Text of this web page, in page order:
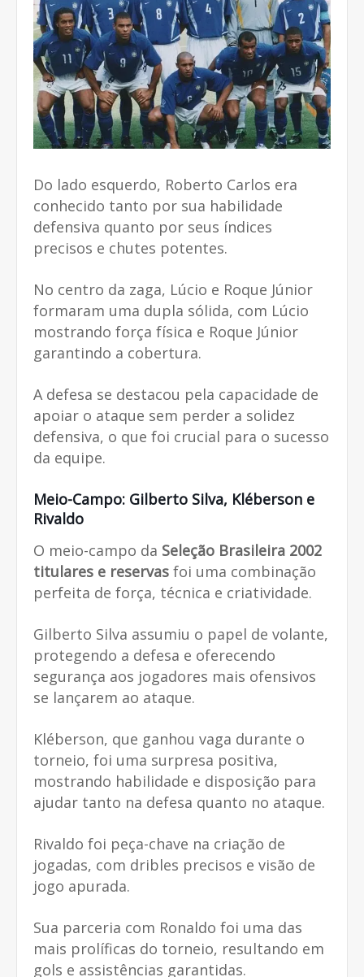
Do lado esquerdo, Roberto Carlos era
conhecido tanto por sua habilidade
defensiva quanto por seus índices
precisos e chutes potentes.
No centro da zaga, Lúcio e Roque Júnior
formaram uma dupla sólida, com Lúcio
mostrando força física e Roque Júnior
garantindo a cobertura.
A defesa se destacou pela capacidade de
apoiar o ataque sem perder a solidez
defensiva, o que foi crucial para o sucesso
da equipe.
Meio-Campo: Gilberto Silva, Kléberson e
Rivaldo
O meio-campo da Seleção Brasileira 2002
titulares e reservas foi uma combinação
perfeita de força, técnica e criatividade.
Gilberto Silva assumiu o papel de volante,
protegendo a defesa e oferecendo
segurança aos jogadores mais ofensivos
se lançarem ao ataque.
Kléberson, que ganhou vaga durante o
torneio, foi uma surpresa positiva,
mostrando habilidade e disposição para
ajudar tanto na defesa quanto no ataque.
Rivaldo foi peça-chave na criação de
jogadas, com dribles precisos e visão de
jogo apurada.
Sua parceria com Ronaldo foi uma das
mais prolíficas do torneio, resultando em
gols e assistências garantidas.